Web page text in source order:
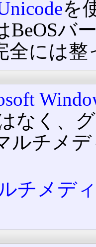
を
BeOSバ
全には
なく、
ルチメ
チメデ